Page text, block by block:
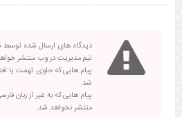
دیدگاه های ارسال شده توسط
تیم مدیریت در وب منتشر
پیام هایی که حاوی تهمت یا
شد.
پیام هایی که به غیر از زبان
منتشر نخواهد شد.